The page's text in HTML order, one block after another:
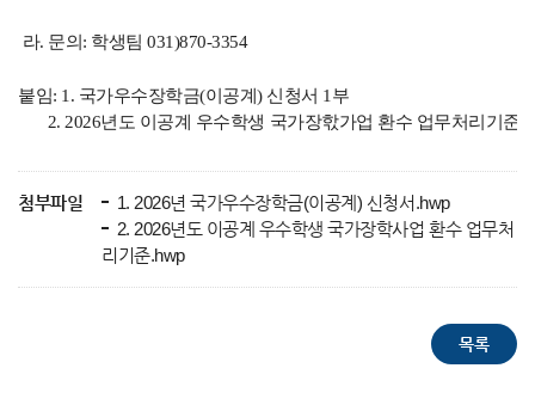
라. 문의: 학생팀 031)870-3354
붙임: 1. 국가우수장학금(이공계) 신청서 1부
2. 2026년도 이공계 우수학생 국가장핛가업 환수 업무처리기준
첨부파일
1. 2026년 국가우수장학금(이공계) 신청서.hwp
2. 2026년도 이공계 우수학생 국가장학사업 환수 업무처
리기준.hwp